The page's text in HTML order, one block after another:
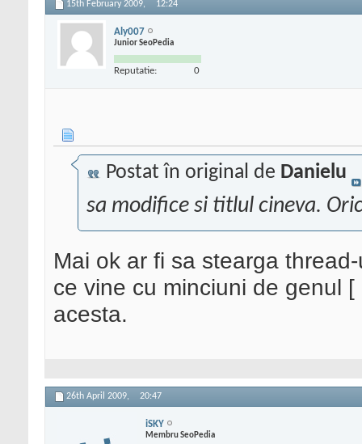
15th February 2009, 12:24
Aly007
Junior SeoPedia
Reputatie: 0
Postat în original de Danielu
sa modifice si titlul cineva.
Mai ok ar fi sa stearga
ce vine cu minciuni de genul
acesta.
26th April 2009, 20:47
iSKY
Membru SeoPedia